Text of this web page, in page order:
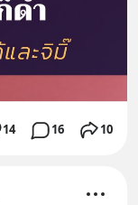
14 16 10